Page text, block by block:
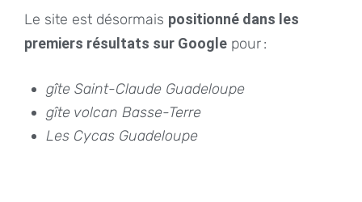
Le site est désormais positionné dans les
premiers résultats sur Google pour :
gîte Saint-Claude Guadeloupe
gîte volcan Basse-Terre
Les Cycas Guadeloupe